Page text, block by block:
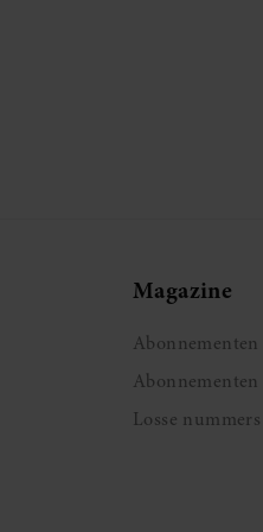
Magazine
Abonnementen
Abonnementen
Losse nummers